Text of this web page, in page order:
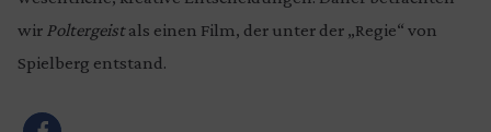
wir Poltergeistals einen Film, der unter der „Regie“ von
Spielberg entstand.